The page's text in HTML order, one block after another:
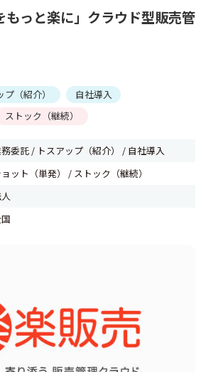
もっと楽に」クラウド型販売管
プ（紹介）
自社導入
ストック（継続）
委託 / トスアップ（紹介） / 自社導入
ット（単発） / ストック（継続）